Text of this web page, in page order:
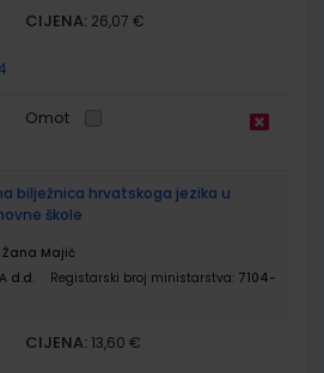
CIJENA: 26,07 €
Omot
bilježnica hrvatskoga jezika u
škole
Majić
d.d. Registarski broj ministarstva: 7104-
CIJENA: 13,60 €